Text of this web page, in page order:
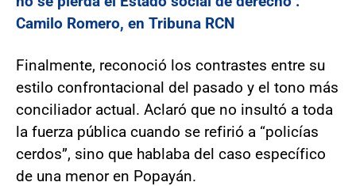
Camilo Romero, en Tribuna RCN
Finalmente, reconoció los contrastes entre su
estilo confrontacional del pasado y el tono más
conciliador actual. Aclaró que no insultó a toda
la fuerza pública cuando se refirió a “policías
cerdos”, sino que hablaba del caso específico
de una menor en Popayán.